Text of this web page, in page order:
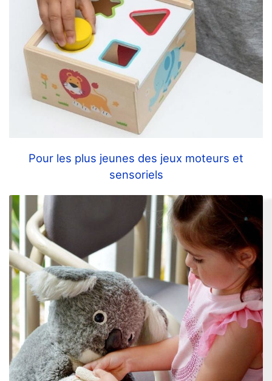
Pour les plus jeunes des jeux moteurs et
sensoriels